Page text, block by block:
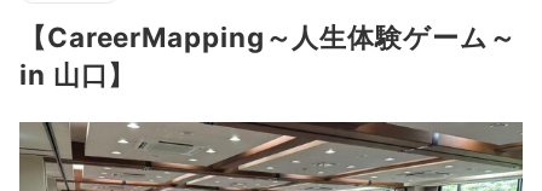
【CareerMapping～人生体験ゲーム～
in 山口】